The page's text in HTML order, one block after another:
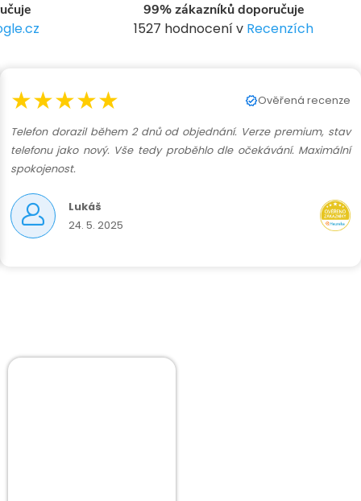
99% zákazníků doporučuje
1527 hodnocení v Recenzích
★★★★★ Ověřená recenze
Telefon dorazil během 2 dnů od objednání. Verze premium, stav
telefonu jako nový. Vše tedy proběhlo dle očekávání. Maximální
spokojenost.
Lukáš
24. 5. 2025